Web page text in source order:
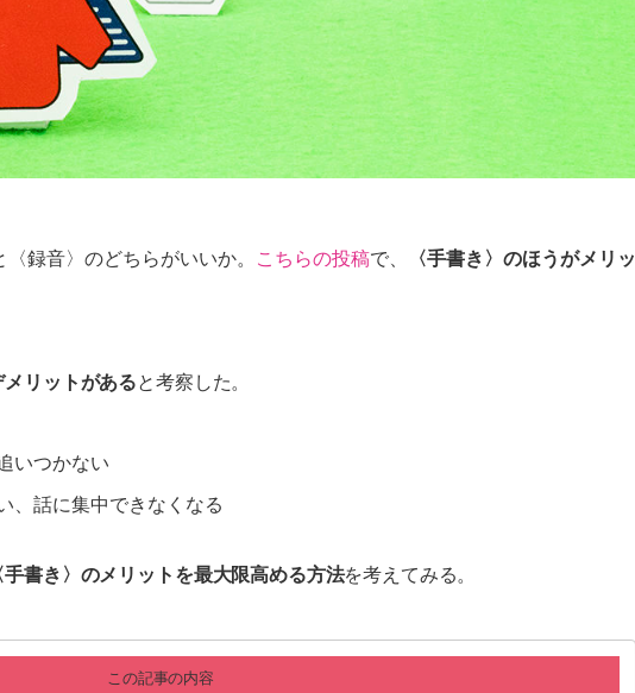
録音〉のどちらがいいか。 こちらの投稿で、 〈手書き〉のほうがメリッ
リットがあると考察した。
いつかない
、話に集中できなくなる
書き〉のメリットを最大限高める方法を考えてみる。
この記事の内容